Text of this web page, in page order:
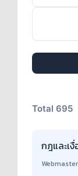
Total 695
กฎและเ
Webmaster